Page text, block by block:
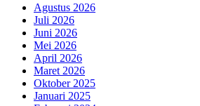
Agustus 2026
Juli 2026
Juni 2026
Mei 2026
April 2026
Maret 2026
Oktober 2025
Januari 2025